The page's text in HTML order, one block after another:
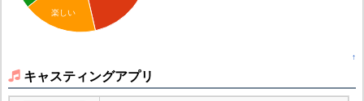
楽しい
↑
キャスティングアプリ